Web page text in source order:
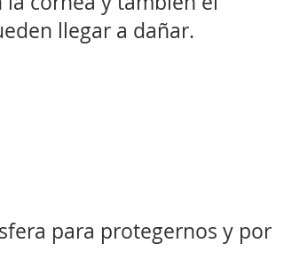
llegar a dañar.
para protegernos y por